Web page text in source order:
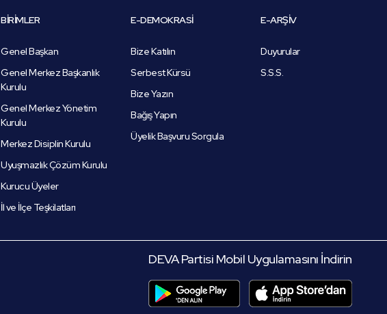
BİRİMLER
Genel Başkan
Genel Merkez Başkanlık
Kurulu
Genel Merkez Yönetim
Kurulu
Merkez Disiplin Kurulu
Uyuşmazlık Çözüm Kurulu
Kurucu Üyeler
İl ve İlçe Teşkilatları
E-DEMOKRASİ
Bize Katılın
Serbest Kürsü
Bize Yazın
Bağış Yapın
Üyelik Başvuru Sorgula
E-ARŞİV
Duyurular
S.S.S.
DEVA Partisi Mobil Uygulamasını İndirin